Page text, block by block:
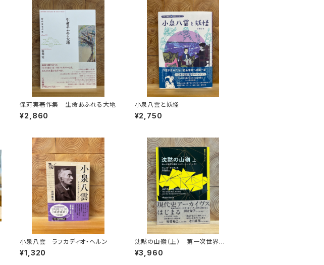
保苅実著作集 生命あふれる大地
¥2,860
小泉八雲と妖怪
¥2,750
小泉八雲 ラフカディオ・ヘルン
¥1,320
沈黙の山嶺（上） 第一次世界大
戦とマロリーのエヴェレスト
¥3,960